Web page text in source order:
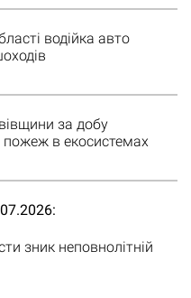
водійка авто
за добу
пожеж в екосистемах
зник неповнолітній